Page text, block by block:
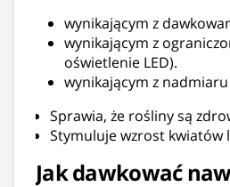
wynikającym z
wynikającym z
oświetlenie LED).
wynikającym z
Sprawia, że rośliny są
Stymuluje wzrost kwiatów
Jak dawkować